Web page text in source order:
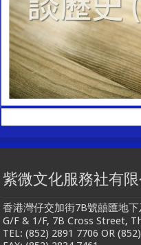
紫微文化服務社有
香港灣仔交加街7B號囍匯地
G/F & 1/F, 7B Cross Street,
TEL: (852) 2891 7706 OR